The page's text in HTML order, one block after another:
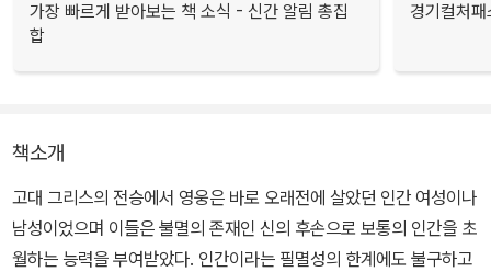
가장 빠르게 받아보는 책 소식 - 신간 알림 총집
합
경기컬처
책소개
고대 그리스의 전승에서 영웅은 바로 오래전에 살았던 인간 여성이나
남성이었으며 이들은 불멸의 존재인 신의 후손으로 보통의 인간을 초
월하는 능력을 부여받았다. 인간이라는 필멸성의 한계에도 불구하고